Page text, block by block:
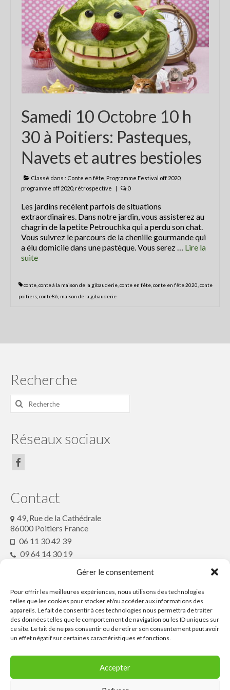
Gérer le consentement
Pour offrir les meilleures expériences, nous utilisons des technologies
telles que les cookies pour stocker et/ou accéder aux informations des
appareils. Le fait de consentir à ces technologies nous permettra de traiter
des données telles que le comportement de navigation ou les ID uniques sur
ce site. Le fait de ne pas consentir ou de retirer son consentement peut avoir
un effet négatif sur certaines caractéristiques et fonctions.
Accepter
Les balades contées
contactez Abracadaconte
Conte en fête
Progamme
Programme du festival off 2021
La presse parle du Festival
Nouvelle République 8 juillet 2018
La Nouvelle République du 4 juillet
La Nouvelle République du 4 juillet
CENTRE PRESSE 5 juillet 2018
Centre Presse du 5 juillet 2018
Les actualités du collectif
Le festival conte en fête : Histoire
Programme du festival off 2020
programme2019
Contactez le Festival ou son Collectif
Conte en Fête
Samedi 10 Octobre 10 h
30 à Poitiers: Pasteques,
Navets et autres bestioles
Classé dans : Conte en fête Programme Festival off 2020,
programme off 2020, rétrospective | 0
Les jardins recèlent parfois de situations
extraordinaires. Dans notre jardin, vous assisterez au
chagrin de la petite Petrouchka qui a perdu son chat.
Vous suivrez le parcours de la chenille gourmande qui
a élu domicile dans une pastèque. Vous serez … Lire la
suite­­
conte conte à la maison de la gibauderie conte en fête conte en fête 2020 conte
poitiers conte86 maison de la gibauderie
Recherche
Rechercher
Réseaux sociaux
Contact
49, Rue de la Cathédrale
86000 Poitiers France
06 11 30 42 39
09 64 14 30 19
Partenaires
Ressources
Collectif Conte